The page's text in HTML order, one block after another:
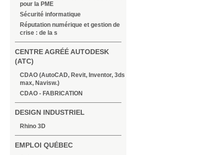
pour la PME
Sécurité informatique
Réputation numérique et gestion de
crise : de la s
CENTRE AGRÉÉ AUTODESK
(ATC)
CDAO (AutoCAD, Revit, Inventor, 3ds
max, Navisw.)
CDAO - FABRICATION
DESIGN INDUSTRIEL
Rhino 3D
EMPLOI QUÉBEC